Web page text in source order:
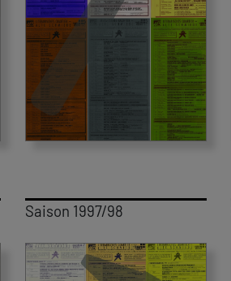
Saison 1997/98